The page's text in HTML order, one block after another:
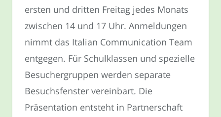
ersten und dritten Freitag jedes Monats
zwischen 14 und 17 Uhr. Anmeldungen
nimmt das Italian Communication Team
entgegen. Für Schulklassen und spezielle
Besuchergruppen werden separate
Besuchsfenster vereinbart. Die
Präsentation entsteht in Partnerschaft